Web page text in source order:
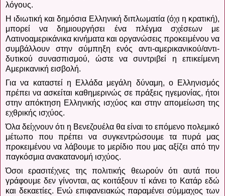
λόγους.
Η ιδιωτική και δημόσια Ελληνική διπλωματία (όχι η κρατική),
μπορεί να δημιουργήσει ένα πλέγμα σχέσεων με
Λατινοαμερικάνικα κινήματα και οργανώσεις προκειμένου να
συμβάλλουν στην σύμπηξη ενός αντι-αμερικανικού/αντι-
δυτικού συνασπισμού, ώστε να συντριβεί η επικείμενη
Αμερικανική εισβολή.
Για να καταστεί η Ελλάδα μεγάλη δύναμη, ο Ελληνισμός
πρέπει να ασκείται καθημερινώς σε πράξεις ηγεμονίας, ήτοι
στην απόκτηση Ελληνικής ισχύος και στην απομείωση της
εχθρικής ισχύος.
Όλα δείχνουν ότι η Βενεζουέλα θα είναι το επόμενο πολεμικό
μέτωπο που πρέπει να συγκεντρώσουμε τα πυρά μας
προκειμένου να λάβουμε το μερίδιο που μας αξίζει από την
παγκόσμια ανακατανομή ισχύος.
Όσοι ερασιτέχνες της πολιτικής θεωρούν ότι αυτά που
γράφουμε δεν γίνονται, ας κοιτάξουν τί κάνει το Κατάρ εδώ
και δεκαετίες. Ενώ επιφανειακώς παραμένει σύμμαχος των